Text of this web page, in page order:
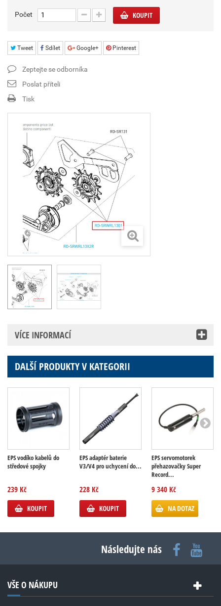
Počet KOUPIT
Tweet Sdílet Google+ Pinterest
Zeptejte se odborníka
Poslat příteli
Tisk
VÍCE INFORMACÍ
DALŠÍ PRODUKTY V KATEGORII
EPS vodíko kabelů do
středové spojky
239 Kč
KOUPIT
EPS adaptér baterie
V3/V4 pro uchycení do...
228 Kč
KOUPIT
EPS servomotorek
přehazovačky Super
Record...
9 340 Kč
NA DOTAZ
Následujte nás
VŠE O NÁKUPU